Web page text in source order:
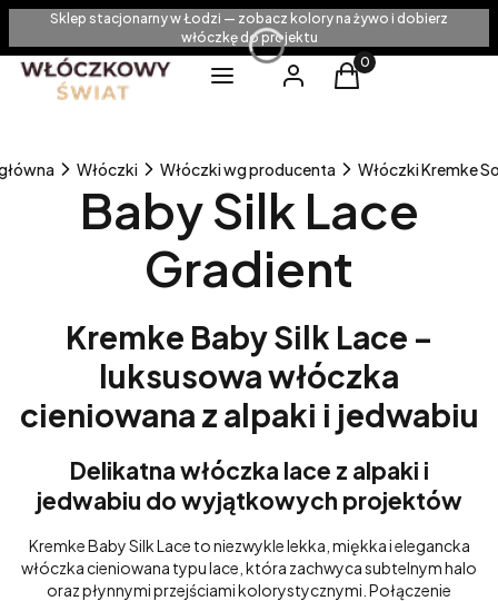
Sklep stacjonarny w Łodzi — zobacz kolory na żywo i dobierz
włóczkę do projektu
Menu
Zaloguj sięProdukty w
Koszyk
Włóczki Włóczki wg producenta Włóczki Kremke
Baby Silk Lace
Gradient
Kremke Baby Silk Lace –
luksusowa włóczka
cieniowana z alpaki i jedwabiu
Delikatna włóczka lace z alpaki i
jedwabiu do wyjątkowych projektów
KremkeBaby Silk Lace to niezwykle lekka, miękka i elegancka
włóczka cieniowana typu lace, która zachwyca subtelnym halo
oraz płynnymi przejściami kolorystycznymi. Połączenie